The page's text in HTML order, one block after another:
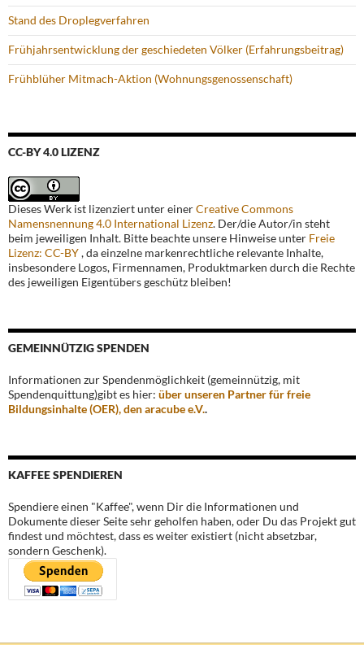
Stand des Droplegverfahren
Frühjahrsentwicklung der geschiedeten Völker (Erfahrungsbeitrag)
Frühblüher Mitmach-Aktion (Wohnungsgenossenschaft)
CC-BY 4.0 LIZENZ
Dieses Werk ist lizenziert unter einerCreative Commons
Namensnennung 4.0 International Lizenz. Der/die Autor/in steht
beim jeweiligen Inhalt. Bitte beachte unsere Hinweise unter Freie
Lizenz: CC-BY, da einzelne markenrechtliche relevante Inhalte,
insbesondere Logos, Firmennamen, Produktmarken durch die Rechte
des jeweiligen Eigentübers geschütz bleiben!
GEMEINNÜTZIG SPENDEN
Informationen zur Spendenmöglichkeit (gemeinnützig, mit
Spendenquittung)gibt es hier: über unseren Partner für freie
Bildungsinhalte (OER), den aracube e.V..
KAFFEE SPENDIEREN
Spendiere einen "Kaffee", wenn Dir die Informationen und
Dokumente dieser Seite sehr geholfen haben, oder Du das Projekt gut
findest und möchtest, dass es weiter existiert (nicht absetzbar,
sondern Geschenk).